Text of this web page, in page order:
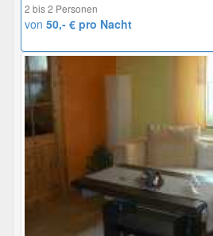
2 bis 2 Personen
von 50,- € pro Nacht